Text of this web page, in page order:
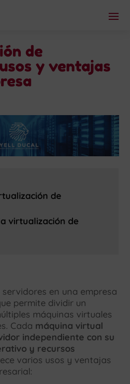
de
y ventajas
de
virtualización de
en una empresa
permite dividir un
máquinas virtuales
Cada máquina virtual
independiente con su
y recursos
varios usos y ventajas